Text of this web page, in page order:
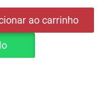
ao carrinho